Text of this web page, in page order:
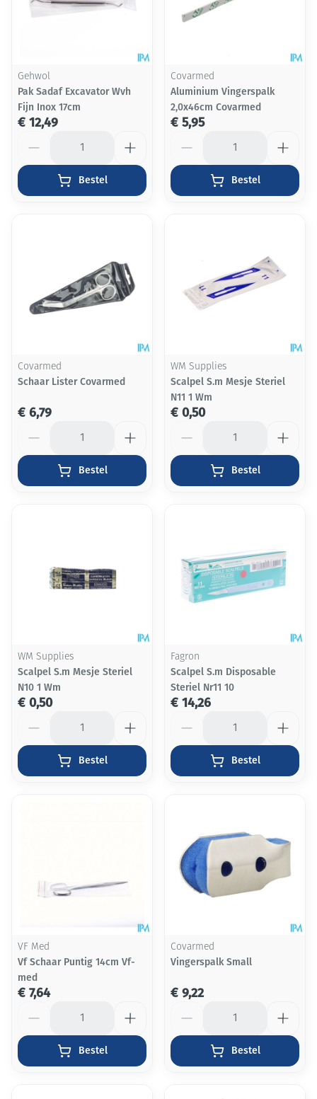
Gehwol
Pak Sadaf Excavator Wvh
Fijn Inox 17cm
€ 12,49
Bestel
Covarmed
Aluminium Vingerspalk
2,0x46cm Covarmed
€ 5,95
Bestel
Covarmed
Schaar Lister Covarmed
€ 6,79
Bestel
WM Supplies
Scalpel S.m Mesje Steriel
N11 1 Wm
€ 0,50
Bestel
WM Supplies
Scalpel S.m Mesje Steriel
N10 1 Wm
€ 0,50
Bestel
Fagron
Scalpel S.m Disposable
Steriel Nr11 10
€ 14,26
Bestel
VF Med
Vf Schaar Puntig 14cm Vf-
med
€ 7,64
Bestel
Covarmed
Vingerspalk Small
€ 9,22
Bestel